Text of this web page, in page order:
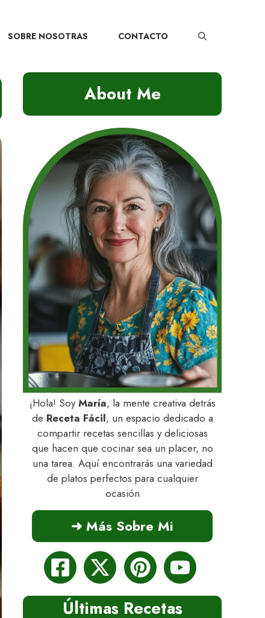
SOBRE NOSOTRAS CONTACTO
About Me
¡Hola! SoyMaría, la mente creativa detrás
de Receta Fácil, un espacio dedicado a
compartir recetas sencillas y deliciosas
que hacen que cocinar sea un placer, no
una tarea. Aquí encontrarás una variedad
de platos perfectos para cualquier
ocasión
➜ Más Sobre Mi
Últimas Recetas